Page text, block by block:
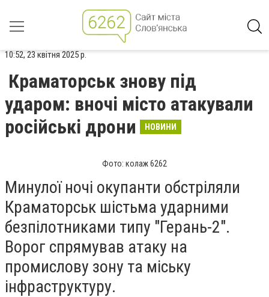
10:52, 23 квітня 2025 р.
Краматорськ знову під
ударом: вночі місто атакували
російські дрони
НОВИНИ
Фото: колаж 6262
Минулої ночі окупанти обстріляли
Краматорськ шістьма ударними
безпілотниками типу "Герань-2".
Ворог спрямував атаку на
промислову зону та міську
інфраструктуру.